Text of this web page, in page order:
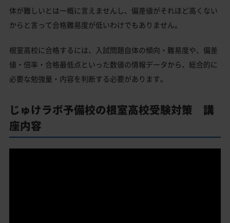
体が難しいとは一概に言えませんし、偏差値がそれほど高くない
からと言って合格難易度が低いわけでもありません。
根室高校に合格するには、入試問題自体の傾向・難易度や、偏差
値・倍率・合格最低点といった数値の情報データから、総合的に
必要な勉強量・内容を判断する必要があります。
じゅけラボ予備校の根室高校受験対策 講
座内容